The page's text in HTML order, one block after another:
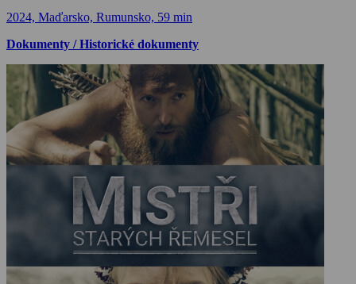
2024, Maďarsko, Rumunsko, 59 min
Dokumenty / Historické dokumenty